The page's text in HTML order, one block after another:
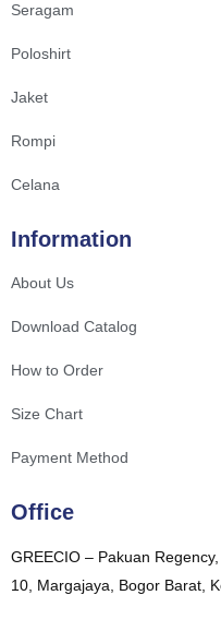
Seragam
Poloshirt
Jaket
Rompi
Celana
Information
About Us
Download Catalog
How to Order
Size Chart
Payment Method
Office
GREECIO – Pakuan
10, Margajaya, Bogor Barat,